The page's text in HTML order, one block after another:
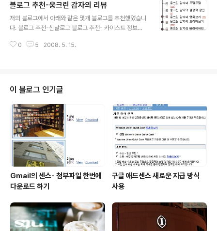
제목이 블로그 제목앞에 놓이게 하려면 [**_page_title_**] :: [**_title_**]
이런식으로 하면 됩니다. 위에서 기호 **는 모두 ##로 바꿔줘야 합니다. 한번
수정해보세요..검색엔진최적화에 도움이 됩니다.
블로그 추천-웅크린 감자의 리뷰
저의 블로그에서 아래와 같은 몇개 블로그를 추천했었습니
다. 블로그 추천-신날로그 블로그 추천- 카이스트 정보미
대학 오픈 클라스 오늘 추천할 블로그는 저가 거의 매일마
고 있는 각종 드라마나 오락프로에 대한 리뷰를 적는 곳인
데, 블로그 주인님께서 무엇을 하시는 분인지는 모르겠으
나, 리뷰를 읽어보면 참 재미있습니다. 연예인 뒷 이야기도
많이 아시는것 같고, 리뷰도 아주 공정적이고 멋있게 잘 합
니다. 드라마나 오락프로를 본 후에도 리뷰를 꼭 보게 됩니
다. 혹시 저가 생각..
0 5 2008. 5. 15.
이 블로그 인기글
Gmail의 센스- 첨부파일 한번에
다운로드 하기
구글 애드센스 새로운 지급 방식
사용